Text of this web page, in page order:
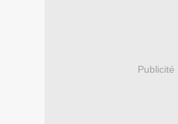
Publicité